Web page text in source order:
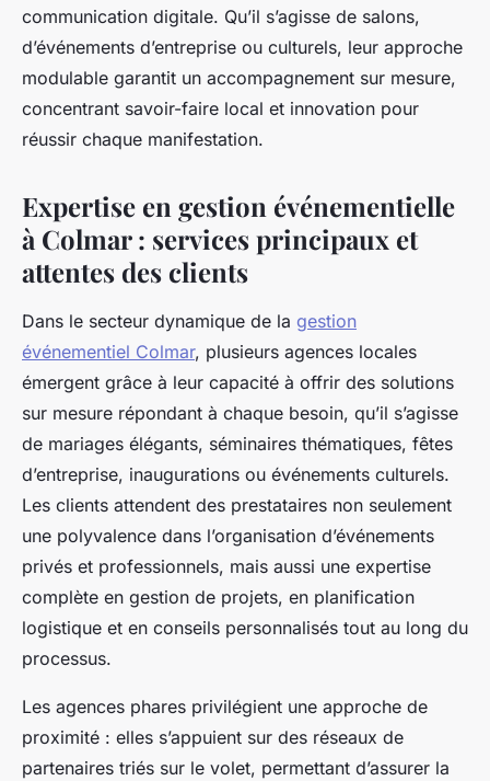
communication digitale. Qu’il s’agisse de salons,
d’événements d’entreprise ou culturels, leur approche
modulable garantit un accompagnement sur mesure,
concentrant savoir-faire local et innovation pour
réussir chaque manifestation.
Expertise en gestion événementielle
à Colmar : services principaux et
attentes des clients
Dans le secteur dynamique de la gestion
événementiel Colmar, plusieurs agences locales
émergent grâce à leur capacité à offrir des solutions
sur mesure répondant à chaque besoin, qu’il s’agisse
de mariages élégants, séminaires thématiques, fêtes
d’entreprise, inaugurations ou événements culturels.
Les clients attendent des prestataires non seulement
une polyvalence dans l’organisation d’événements
privés et professionnels, mais aussi une expertise
complète en gestion de projets, en planification
logistique et en conseils personnalisés tout au long du
processus.
Les agences phares privilégient une approche de
proximité : elles s’appuient sur des réseaux de
partenaires triés sur le volet, permettant d’assurer la